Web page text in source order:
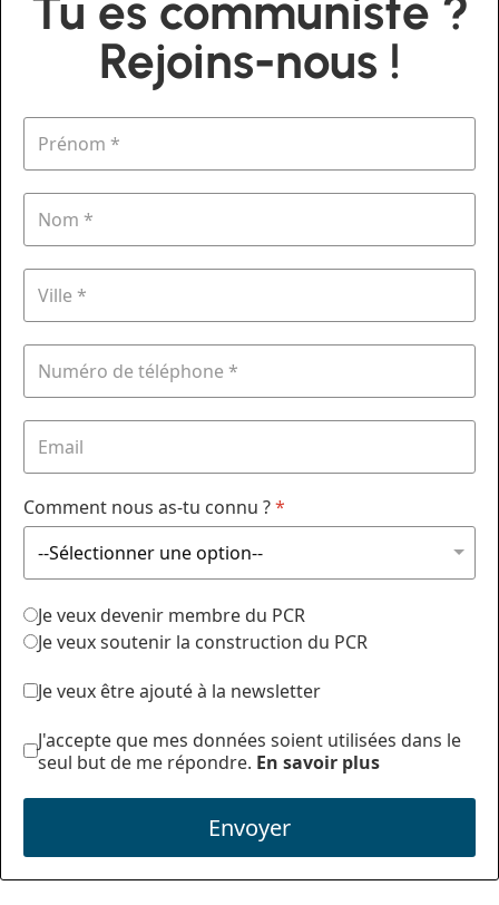
Rejoins-nous !
Comment nous as-tu connu ?*
Je veux devenir membre du PCR
Je veux soutenir la construction du PCR
Je veux être ajouté à la newsletter
J'accepte que mes données soient utilisées dans le
seul but de me répondre. En savoir plus
Envoyer